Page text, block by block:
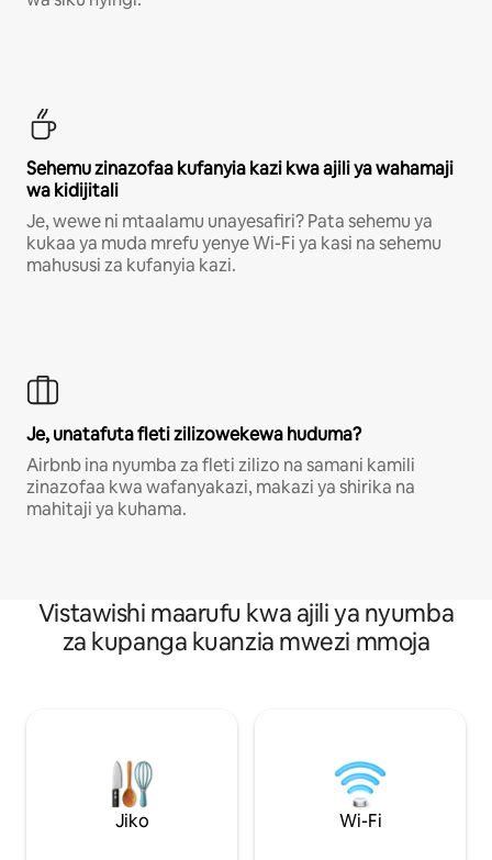
Sehemu zinazofaa kufanyia kazi kwa ajili ya wahamaji
wa kidijitali
Je, wewe ni mtaalamu unayesafiri? Pata sehemu ya
kukaa ya muda mrefu yenye Wi-Fi ya kasi na sehemu
mahususi za kufanyia kazi.
Je, unatafuta fleti zilizowekewa huduma?
Airbnb ina nyumba za fleti zilizo na samani kamili
zinazofaa kwa wafanyakazi, makazi ya shirika na
mahitaji ya kuhama.
Vistawishi maarufu kwa ajili ya nyumba
za kupanga kuanzia mwezi mmoja
Jiko Wi-Fi